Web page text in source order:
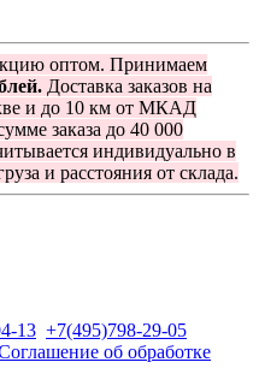
оптом. Принимаем
Доставка заказов на
и до 10 км от МКАД
заказа до 40 000
индивидуально в
и расстояния от склада.
13 +7(495)798-29-05
об обработке